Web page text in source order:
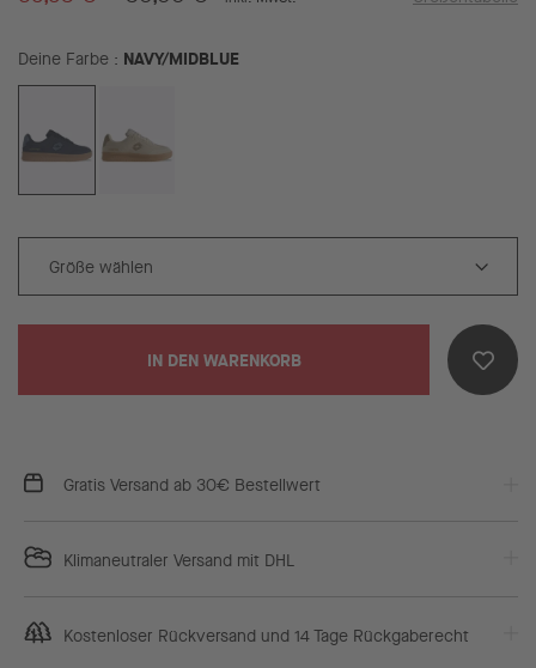
Deine Farbe NAVY/MIDBLUE
IN DEN WARENKORB
Gratis Versand ab 30€ Bestellwert
Klimaneutraler Versand mit DHL
Kostenloser Rückversand und 14 Tage Rückgaberecht